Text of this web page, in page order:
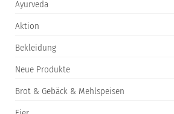
Ayurveda
Aktion
Bekleidung
Neue Produkte
Brot & Gebäck & Mehlspeisen